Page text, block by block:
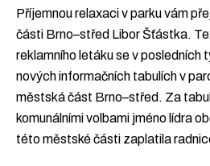
Příjemnou relaxaci v parku vám
části Brno–střed Libor Šťástka.
reklamního letáku se v posledních
nových informačních tabulích v
městská část Brno–střed. Za
komunálními volbami jméno lídra
této městské části zaplatila